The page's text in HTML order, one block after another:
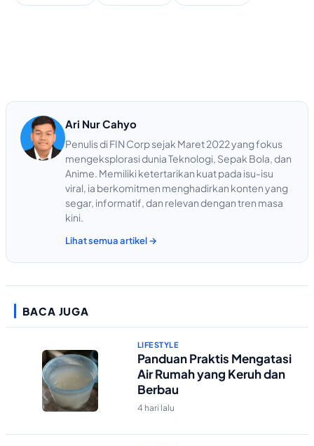
Ari Nur Cahyo
Penulis di FIN Corp sejak Maret 2022 yang fokus
mengeksplorasi dunia Teknologi, Sepak Bola, dan
Anime. Memiliki ketertarikan kuat pada isu-isu
viral, ia berkomitmen menghadirkan konten yang
segar, informatif, dan relevan dengan tren masa
kini.
Lihat semua artikel →
BACA JUGA
LIFESTYLE
Panduan Praktis Mengatasi
Air Rumah yang Keruh dan
Berbau
4 hari lalu